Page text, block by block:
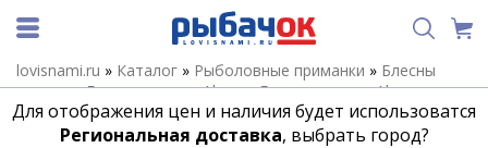
lovisnami.ru » Каталог » Рыболовные приманки » Блесны
зимние»Блесны зимние Akara»Блесны зимние Akara
Maropedka»Блесна Akara Tournament Ice Maropedka 60 8гр.
Для отображения цен и наличия будет использоватся
Региональная доставка, выбрать город?